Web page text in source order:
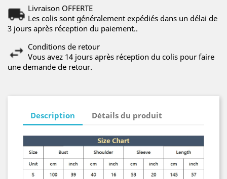
Livraison OFFERTE
Les colis sont généralement expédiés dans un délai de
3 jours après réception du paiement..
Conditions de retour
Vous avez 14 jours après réception du colis pour faire
une demande de retour.
Description Détails du produit